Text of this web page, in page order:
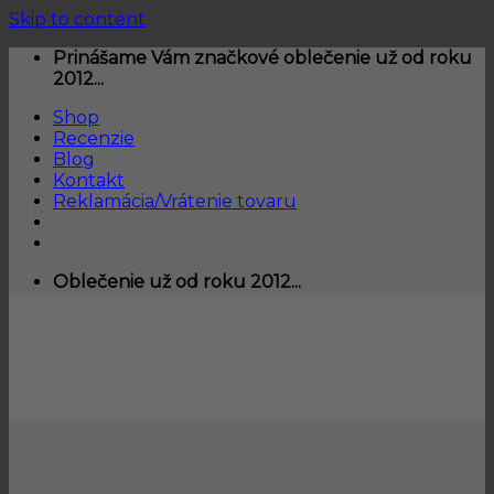
Skip to content
Prinášame Vám značkové oblečenie už od roku
2012...
Shop
Recenzie
Blog
Kontakt
Reklamácia/Vrátenie tovaru
Oblečenie už od roku 2012...